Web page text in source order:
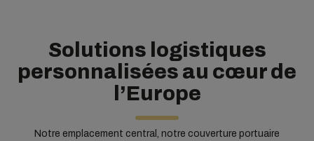
Solutions logistiques
personnalisées au cœur de
l’Europe
Notre emplacement central, notre couverture portuaire